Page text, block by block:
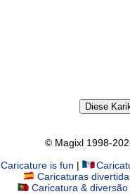
Diese
© Magixl 1998-
Caricature is fun |
Caricaturas
Caricatura & diversão